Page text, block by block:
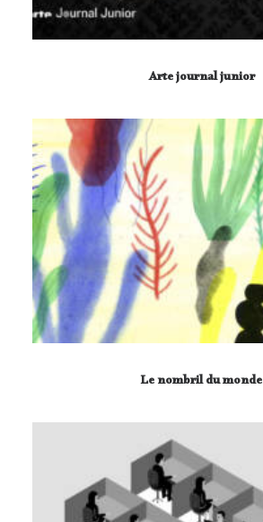
Arte journal junior
Le nombril du monde